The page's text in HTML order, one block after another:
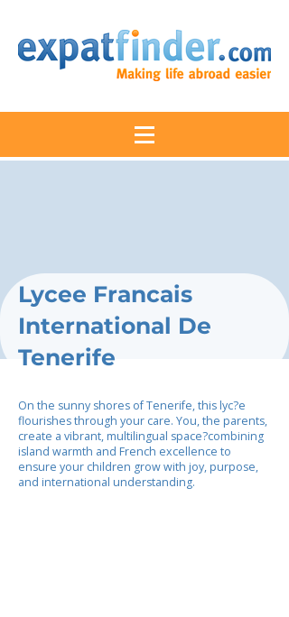
Lycee Francais
International De
Tenerife
On the sunny shores of Tenerife, this lyc?e
flourishes through your care. You, the parents,
create a vibrant, multilingual space?combining
island warmth and French excellence to
ensure your children grow with joy, purpose,
and international understanding.